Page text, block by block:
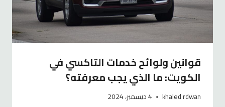
قوانين ولوائح خدمات التاكسي في
الكويت: ما الذي يجب معرفته؟
khaled rdwan 4 ديسمبر، 2024